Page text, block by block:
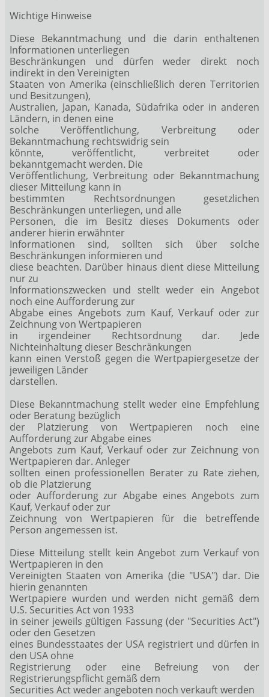
Wichtige Hinweise
Diese Bekanntmachung und die darin enthaltenen
Informationen unterliegen
Beschränkungen und dürfen weder direkt noch
indirekt in den Vereinigten
Staaten von Amerika (einschließlich deren Territorien
und Besitzungen),
Australien, Japan, Kanada, Südafrika oder in anderen
Ländern, in denen eine
solche Veröffentlichung, Verbreitung oder
Bekanntmachung rechtswidrig sein
könnte, veröffentlicht, verbreitet oder
bekanntgemacht werden. Die
Veröffentlichung, Verbreitung oder Bekanntmachung
dieser Mitteilung kann in
bestimmten Rechtsordnungen gesetzlichen
Beschränkungen unterliegen, und alle
Personen, die im Besitz dieses Dokuments oder
anderer hierin erwähnter
Informationen sind, sollten sich über solche
Beschränkungen informieren und
diese beachten. Darüber hinaus dient diese Mitteilung
nur zu
Informationszwecken und stellt weder ein Angebot
noch eine Aufforderung zur
Abgabe eines Angebots zum Kauf, Verkauf oder zur
Zeichnung von Wertpapieren
in irgendeiner Rechtsordnung dar. Jede
Nichteinhaltung dieser Beschränkungen
kann einen Verstoß gegen die Wertpapiergesetze der
jeweiligen Länder
darstellen.
Diese Bekanntmachung stellt weder eine Empfehlung
oder Beratung bezüglich
der Platzierung von Wertpapieren noch eine
Aufforderung zur Abgabe eines
Angebots zum Kauf, Verkauf oder zur Zeichnung von
Wertpapieren dar. Anleger
sollten einen professionellen Berater zu Rate ziehen,
ob die Platzierung
oder Aufforderung zur Abgabe eines Angebots zum
Kauf, Verkauf oder zur
Zeichnung von Wertpapieren für die betreffende
Person angemessen ist.
Diese Mitteilung stellt kein Angebot zum Verkauf von
Wertpapieren in den
Vereinigten Staaten von Amerika (die "USA") dar. Die
hierin genannten
Wertpapiere wurden und werden nicht gemäß dem
U.S. Securities Act von 1933
in seiner jeweils gültigen Fassung (der "Securities Act")
oder den Gesetzen
eines Bundesstaates der USA registriert und dürfen in
den USA ohne
Registrierung oder eine Befreiung von der
Registrierungspflicht gemäß dem
Securities Act weder angeboten noch verkauft werden